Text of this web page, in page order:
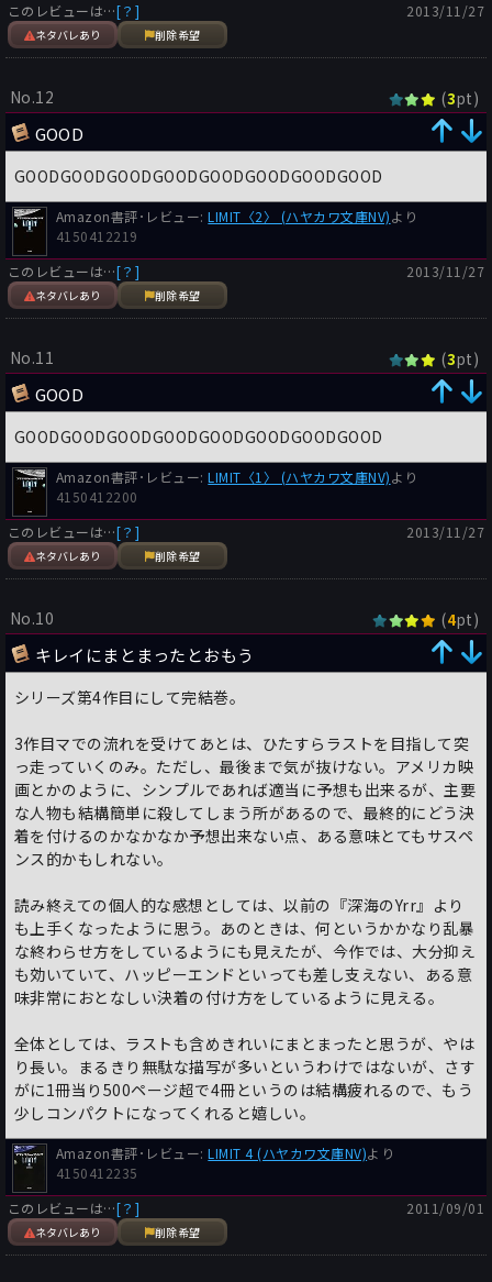
しかし長い。長すぎる。不要なエピソードが目立った。例えば赤
道ギニアの歴史なぞは要約すれば2ページに収まるくらいの話で
とにかく知りえたことを全て書かなければ気が済まないという思
いが行間から滲み出している。全体のバランスをもっと考えて細
を穿つところを考えて欲しいものだ。
そして今回も多くの登場人物が登場し、そしてカタストロフィに
向かうに従い、次々と死んでいく。
特に今回は月面へ招待された客が財界の著名人だったり、芸能人
だったりと個性豊かな人物が勢ぞろいしているだけにキャラクタ
ーが立っていて、その悲劇性は増している。主要登場人物40名以
上にも上る彼ら彼女らそれぞれにバックストーリーがあるため、
ただでさえ長いこの小説がさらに長くなっている。
しかしこの構成は『深海のYrr』そのままだし、特に作者自身が
揶揄しているハリウッド映画の手法とそっくりではないか。映画
化を狙ったあざとさが非常に気になるのである。
情報小説というジャンルがあるが、これは情報過多小説だ。
物語に関係する全ての分野について事細かな情報を盛り込んでい
るがためにこれだけの分量にまで膨らんでしまっている。
月面旅行の実現性やそして石油を取り巻く各国の駆け引きや智謀
策略の数々、石油から次世代エネルギーへの転換の展望（『深海
のYrr』でさかんに叫ばれていたメタンハイドレードに関する叙
2025年にあるべきハイテクマシンの姿や仮想空間を利用した
人々の生活様式などなど、自らがその道の専門家から取材し、ま
たおそらく自身の想像も付け加えて詳細に述べたそれらの情報の
数々は正直に云えばかなり削ることができたはずだ。
をほんの彩り程度に語れば、もっとスピード感も増したことだろ
う。
恐らく実際取材に当たり、執筆に5年費やした作者にしてみれ
ば、これでも泣く泣く削らざるを得なかったエピソードがあった
のだとのたまうことだろうが、それは己が調べて得た知識を披露
ージの4分冊という大作になった時点でこれは読者の目を無視し
たほとんど自己満足の領域に入ってしまっている。
もし作者がさらに語りたいことがあればそれらはまた別に本書で
書けなかった情報を集め、本書を補完する形のガイドブックのよ
うな物を出版すればいいのだ。
小説とは物語である。小説を読むことで新たな知識を得るという
知識欲の充足を求める人も確かにおり、私もその中の一人だ。
しかし基本は物語なのだ。
従って足し算引き算というのは必要なのだ。
『深海のYrr』の成功以降、シェッツィングは小説家として間違
った方向に進んでいるのではないだろうか？
訳者あとがきによれば本書は本国ドイツでベストセラーを記録し
たそうだが、これは国民性なんだろうか、とても信じられない。
日本の村上春樹作品のようにシェッツィングも出せばベストセラ
このレビューは…[？]
ネタバレあり 削除希望
2013/11/27
No.12 (3pt)
GOOD
GOODGOODGOODGOODGOODGOODGOODGOOD
Amazon書評･レビュー:LIMIT〈2〉 (ハヤカワ文庫NV)より
4150412219
このレビューは…[？]
ネタバレあり 削除希望
2013/11/27
No.11 (3pt)
GOOD
GOODGOODGOODGOODGOODGOODGOODGOOD
Amazon書評･レビュー:LIMIT〈1〉 (ハヤカワ文庫NV)より
4150412200
このレビューは…[？]
ネタバレあり 削除希望
2013/11/27
No.10 (4pt)
キレイにまとまったとおもう
シリーズ第4作目にして完結巻。
3作目マでの流れを受けてあとは、ひたすらラストを目指して突
っ走っていくのみ。ただし、最後まで気が抜けない。アメリカ映
画とかのように、シンプルであれば適当に予想も出来るが、主要
な人物も結構簡単に殺してしまう所があるので、最終的にどう決
着を付けるのかなかなか予想出来ない点、ある意味とてもサスペ
ンス的かもしれない。
読み終えての個人的な感想としては、以前の『深海のYrr』より
も上手くなったように思う。あのときは、何というかかなり乱暴
な終わらせ方をしているようにも見えたが、今作では、大分抑え
も効いていて、ハッピーエンドといっても差し支えない、ある意
味非常におとなしい決着の付け方をしているように見える。
全体としては、ラストも含めきれいにまとまったと思うが、やは
り長い。まるきり無駄な描写が多いというわけではないが、さす
がに1冊当り500ページ超で4冊というのは結構疲れるので、もう
少しコンパクトになってくれると嬉しい。
Amazon書評･レビュー:LIMIT 4 (ハヤカワ文庫NV)より
4150412235
このレビューは…[？]
ネタバレあり 削除希望
2011/09/01